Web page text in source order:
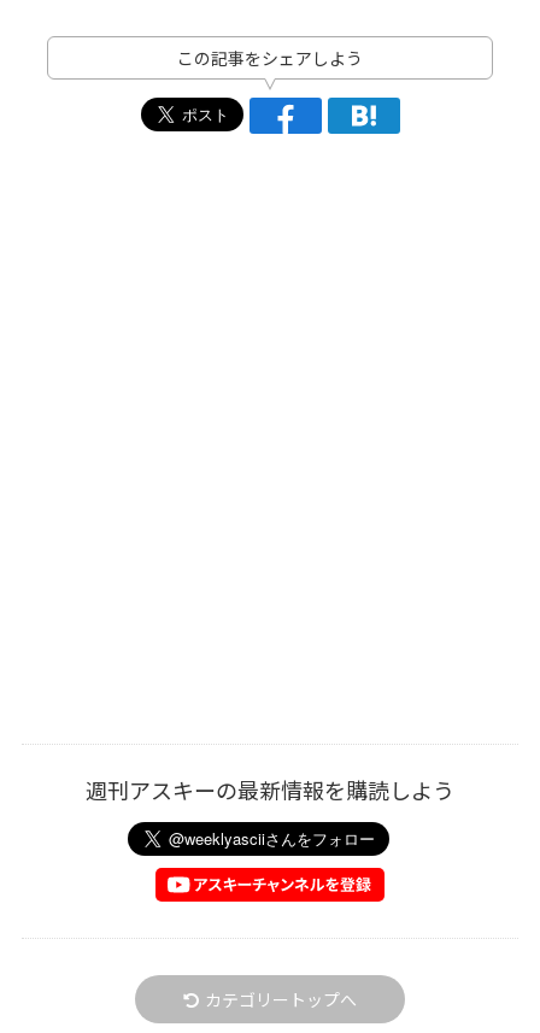
この記事をシェアしよう
週刊アスキーの最新情報を購読しよう
カテゴリートップへ